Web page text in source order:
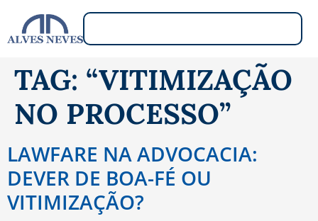
TAG: “VITIMIZAÇÃO
NO PROCESSO”
LAWFARE NA ADVOCACIA:
DEVER DE BOA-FÉ OU
VITIMIZAÇÃO?